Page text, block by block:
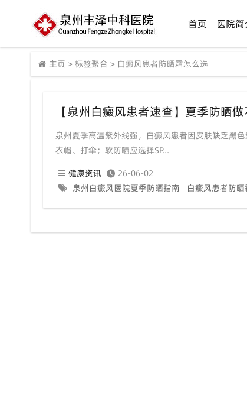
首页 医院简
主页 > 标签聚合 > 白癜风患者防晒霜怎么选
泉州夏季高温紫外线强，白癜风患者因皮肤缺乏黑
衣帽、打伞；软防晒应选择SP...
健康资讯
26-06-02
泉州白癜风医院夏季防晒指南
白癜风患者防